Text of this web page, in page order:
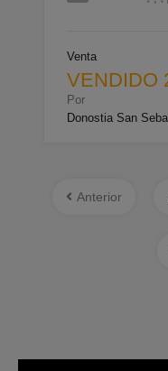
Venta
VENDIDO
Por
Donostia San
Anterior